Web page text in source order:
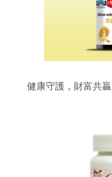
健康守護，財富共